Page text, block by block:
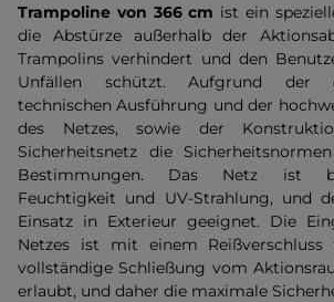
Trampoline von 366 cm ist ein
die Abstürze außerhalb der
Trampolins verhindert und den
Unfällen schützt. Aufgrund der
technischen Ausführung und der
des Netzes, sowie der
Sicherheitsnetz die
Bestimmungen. Das Netz ist
Feuchtigkeit und UV-Strahlung, und
Einsatz in Exterieur geeignet. Die
Netzes ist mit einem Reißverschluss
vollständige Schließung vom
erlaubt, und daher die maximale